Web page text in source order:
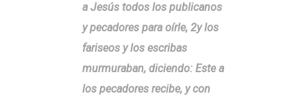
a Jesús todos los publicanos
y pecadores para oírle, 2y los
fariseos y los escribas
murmuraban, diciendo: Este a
los pecadores recibe, y con